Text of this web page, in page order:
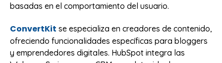
basadas en el comportamiento del usuario.
ConvertKit se especializa en creadores de contenido,
ofreciendo funcionalidades específicas para bloggers
y emprendedores digitales. HubSpot integra las